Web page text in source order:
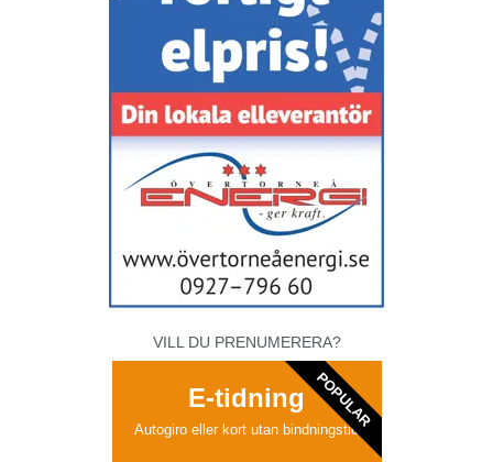
VILL DU PRENUMERERA?
E-tidning
Autogiro eller kort utan bindningstid
POPULAR